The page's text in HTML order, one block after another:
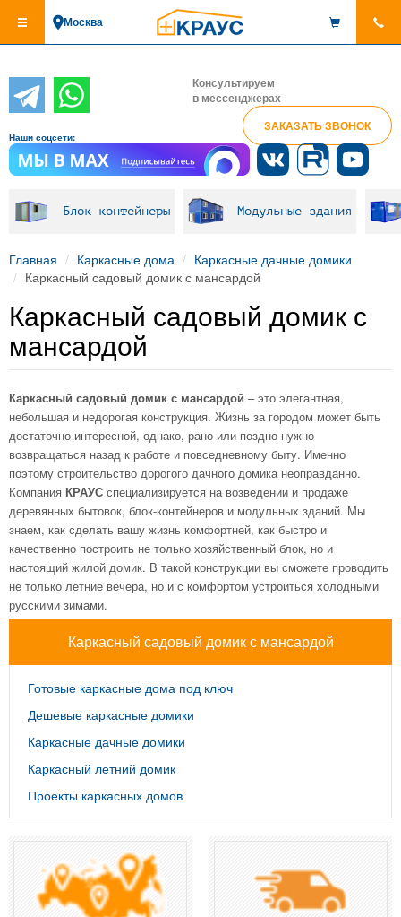
основному
Москва
Консультируем
в мессенджерах
ЗАКАЗАТЬ ЗВОНОК
Наши соцсети:
Блок контейнеры Модульные здания
Главная Каркасные дома
Каркасные дачные домики
Каркасный садовый домик с мансардой
Каркасный садовый домик с
мансардой
Каркасный садовый домик с мансардой – это элегантная,
небольшая и недорогая конструкция. Жизнь за городом может быть
достаточно интересной, однако, рано или поздно нужно
возвращаться назад к работе и повседневному быту. Именно
поэтому строительство дорогого дачного домика неоправданно.
Компания КРАУС специализируется на возведении и продаже
деревянных бытовок, блок-контейнеров и модульных зданий. Мы
знаем, как сделать вашу жизнь комфортней, как быстро и
качественно построить не только хозяйственный блок, но и
настоящий жилой домик. В такой конструкции вы сможете проводить
не только летние вечера, но и с комфортом устроиться холодными
русскими зимами.
Каркасный садовый домик с мансардой
Готовые каркасные дома под ключ
Дешевые каркасные домики
Каркасные дачные домики
Каркасный летний домик
Проекты каркасных домов